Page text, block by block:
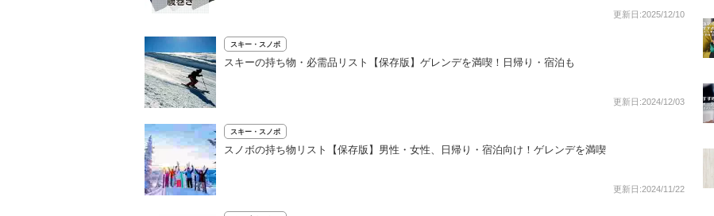
更新日:2025/12/10
スキー・スノボ
スキーの持ち物・必需品リスト【保存版】ゲレンデを満喫！日帰り・宿泊も
更新日:2024/12/03
スキー・スノボ
スノボの持ち物リスト【保存版】男性・女性、日帰り・宿泊向け！ゲレンデを満喫
更新日:2024/11/22